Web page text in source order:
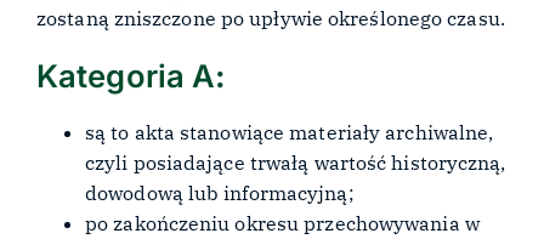
zostaną zniszczone po upływie określonego czasu.
Kategoria A:
są to akta stanowiące materiały archiwalne,
czyli posiadające trwałą wartość historyczną,
dowodową lub informacyjną;
po zakończeniu okresu przechowywania w